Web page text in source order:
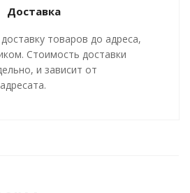
СТ 4937-001-18929664-04.
Доставка
товаров до адреса,
Стоимость доставки
и зависит от